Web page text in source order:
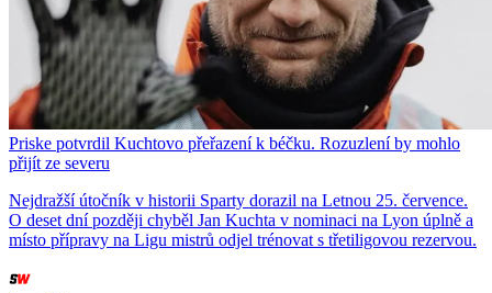
Priske potvrdil Kuchtovo přeřazení k béčku. Rozuzlení by mohlo
přijít ze severu
Nejdražší útočník v historii Sparty dorazil na Letnou 25. července.
O deset dní později chyběl Jan Kuchta v nominaci na Lyon úplně a
místo přípravy na Ligu mistrů odjel trénovat s třetiligovou rezervou.